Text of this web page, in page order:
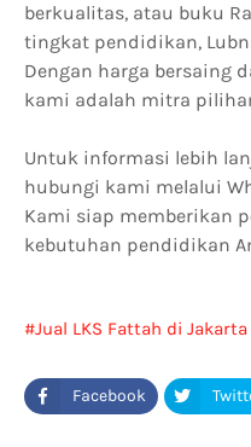
berkualitas, atau buku
tingkat pendidikan,
Dengan harga bersaing
kami adalah mitra
Untuk informasi lebih
hubungi kami melalui
Kami siap memberikan
kebutuhan pendidikan
Jual LKS Fattah di